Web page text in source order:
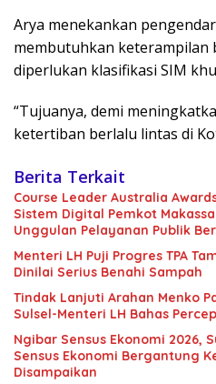
Arya menekankan
membutuhkan keterampilan
diperlukan klasifikasi SIM
“Tujuanya, demi
ketertiban berlalu lintas di
Berita Terkait
Course Leader Australia
Sistem Digital Pemkot
Unggulan Pelayanan Publik
Menteri LH Puji Progres TPA
Dinilai Serius Benahi Sampah
Tindak Lanjuti Arahan Menko
Sulsel-Menteri LH Bahas
Ngibar Sensus Ekonomi 2026,
Sensus Ekonomi Bergantung
Disampaikan